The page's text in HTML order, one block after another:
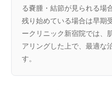
る嚢腫・結節が見られる場
残り始めている場合は早期
ークリニック新宿院では、
アリングした上で、最適な
す。